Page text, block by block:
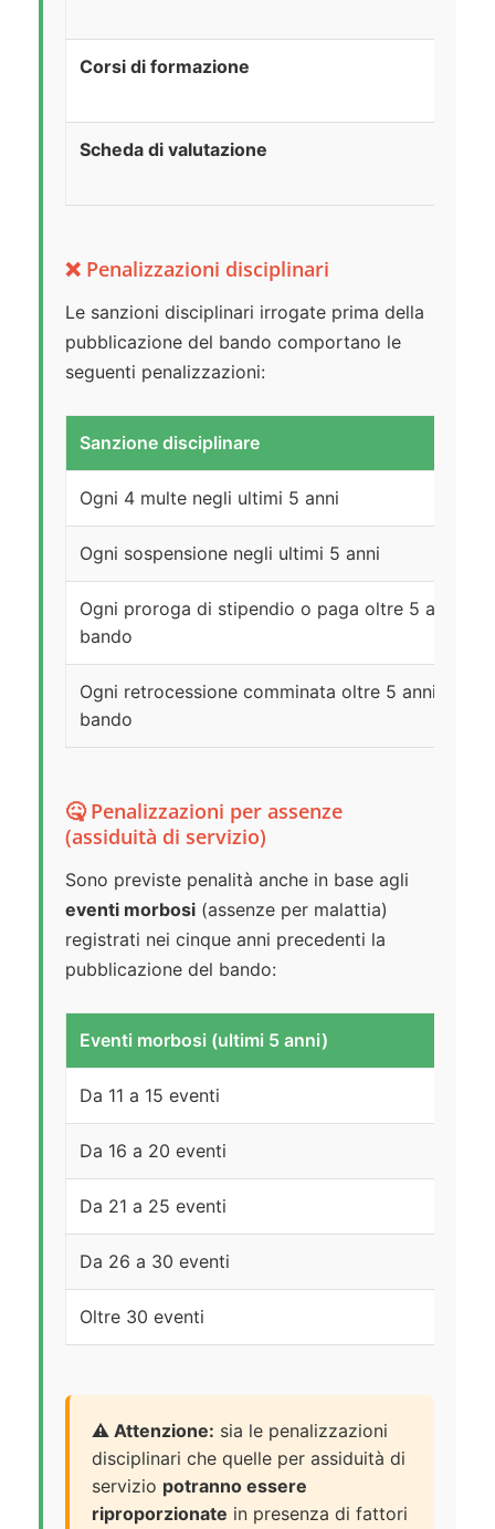
Corsi di formazione
Scheda di valutazione
❌ Penalizzazioni disciplinari
Le sanzioni disciplinari irrogate prima della
pubblicazione del bando comportano le
seguenti penalizzazioni:
Sanzione disciplinare
Ogni 4 multe negli ultimi 5 anni
Ogni sospensione negli ultimi 5 anni
Ogni proroga di stipendio o paga oltre 5 anni
bando
Ogni retrocessione comminata oltre 5 anni prima
bando
🤒 Penalizzazioni per assenze
(assiduità di servizio)
Sono previste penalità anche in base agli
eventi morbosi (assenze per malattia)
registrati nei cinque anni precedenti la
pubblicazione del bando:
Eventi morbosi (ultimi 5 anni)
Da 11 a 15 eventi
Da 16 a 20 eventi
Da 21 a 25 eventi
Da 26 a 30 eventi
Oltre 30 eventi
⚠️ Attenzione: sia le penalizzazioni
disciplinari che quelle per assiduità di
servizio potranno essere
riproporzionate in presenza di fattori